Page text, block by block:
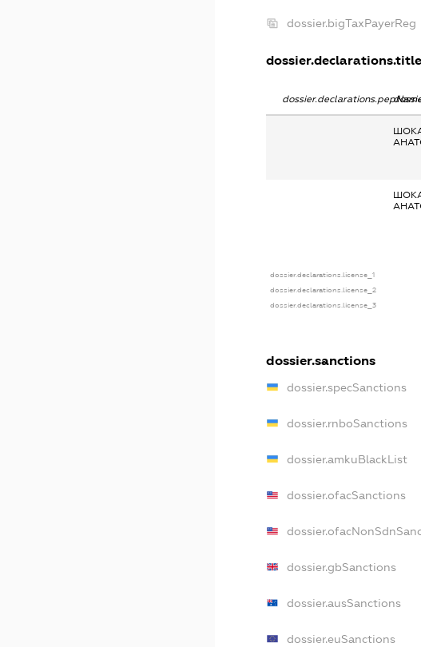
dossier.bigTaxPayerReg
dossier.declarations.title
dossier.declarations.license_1
dossier.declarations.license_2
dossier.declarations.license_3
dossier.sanctions
dossier.specSanctions
dossier.rnboSanctions
dossier.amkuBlackList
dossier.ofacSanctions
dossier.gbSanctions
dossier.ausSanctions
dossier.euSanctions